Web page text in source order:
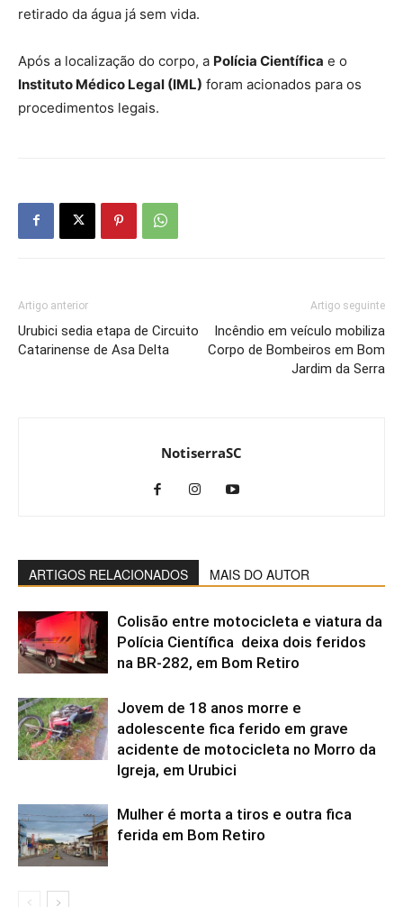
retirado da água já sem vida.
Após a localização do corpo, a Polícia Científica e o
Instituto Médico Legal (IML) foram acionados para os
procedimentos legais.
Artigo anterior
Urubici sedia etapa de Circuito
Catarinense de Asa Delta
Artigo seguinte
Incêndio em veículo mobiliza
Corpo de Bombeiros em Bom
Jardim da Serra
NotiserraSC
ARTIGOS RELACIONADOS MAIS DO AUTOR
Colisão entre motocicleta e viatura da
Polícia Científica deixa dois feridos
na BR-282, em Bom Retiro
Jovem de 18 anos morre e
adolescente fica ferido em grave
acidente de motocicleta no Morro da
Igreja, em Urubici
Mulher é morta a tiros e outra fica
ferida em Bom Retiro